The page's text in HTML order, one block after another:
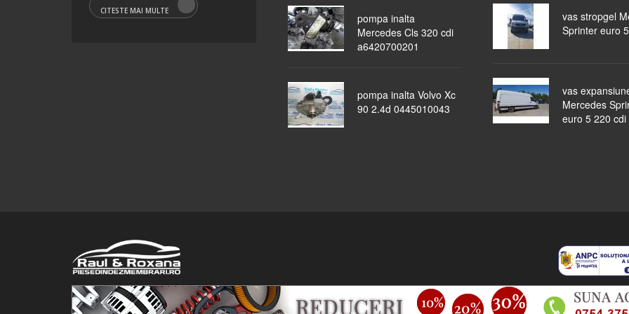
CITESTE MAI MULTE
pompa inalta
Mercedes Cls 320 cdi
a6420700201
pompa inalta Volvo Xc
90 2.4d 0445010043
vas stropgel
Sprinter euro
vas
Mercedes
euro 5 220 cdi
© 2016 Raul&Roxana SRL. Toate drepturile rezervate. piese auto masini dezmembrate ocazii lichidari